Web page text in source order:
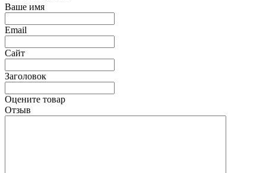
Ваше имя
Email
Сайт
Заголовок
Оцените товар
Отзыв